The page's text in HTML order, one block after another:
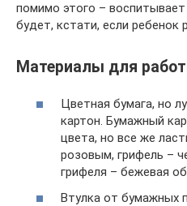
помимо этого –
будет, кстати, если ребенок
Материалы для
Цветная бумага, но
картон. Бумажный
цвета, но все же
розовым, грифель –
грифеля – бежевая
Втулка от бумажных